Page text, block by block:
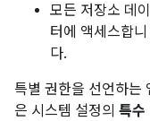
모든 저장소 데이
터에 액세스합니
다.
특별 권한을 선언하는
은 시스템 설정의 특수